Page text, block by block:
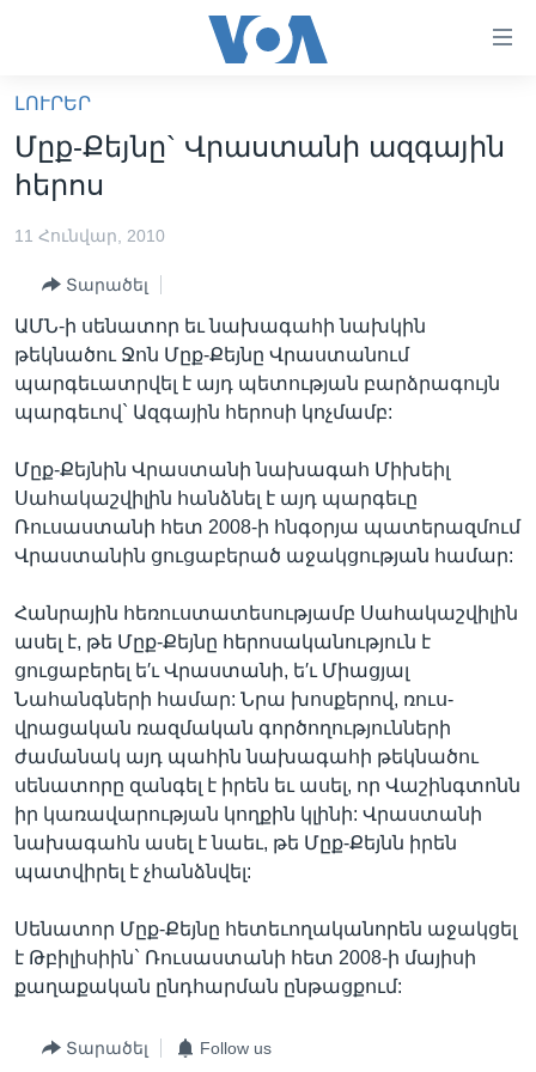
հիմնական
բովանդակությանը
անցնել
հիմնական
բովանդակությանը
բովանդակություն
ԼՈՒՐԵՐ
ՖԻԼՄԵՐ
ՖԻԼՄԵՐ
IN ENGLISH
ՄԵՐ ՄԱՍԻՆ
ՄԵՐ ՄԱՍԻՆ
«ԱՄԵՐԻԿԱՅԻ ՁԱՅՆ»-Ի ԿԱՆՈՆԱԴՐՈՒԹՅՈՒՆ
ԿԱՊ ՄԵԶ ՀԵՏ
ՈՒԿՐԱԻՆԱԿԱՆ ՊԱՏԵՐԱԶՄ
ՀԵՏԵՒԵՔ ՄԵԶ
Լեզուներ
ԼՈՒՐԵՐ
Մըք-Քեյնը` Վրաստանի ազգային
հերոս
11 Հունվար, 2010
Տարածել
ԱՄՆ-ի սենատոր եւ նախագահի նախկին
թեկնածու Ջոն Մըք-Քեյնը Վրաստանում
պարգեւատրվել է այդ պետության բարձրագույն
պարգեւով` Ազգային հերոսի կոչմամբ:
Մըք-Քեյնին Վրաստանի նախագահ Միխեիլ
Սահակաշվիլին հանձնել է այդ պարգեւը
Ռուսաստանի հետ 2008-ի հնգօրյա պատերազմում
Վրաստանին ցուցաբերած աջակցության համար:
Հանրային հեռուստատեսությամբ Սահակաշվիլին
ասել է, թե Մըք-Քեյնը հերոսականություն է
ցուցաբերել ե′ւ Վրաստանի, ե′ւ Միացյալ
Նահանգների համար: Նրա խոսքերով, ռուս-
վրացական ռազմական գործողությունների
ժամանակ այդ պահին նախագահի թեկնածու
սենատորը զանգել է իրեն եւ ասել, որ Վաշինգտոնն
իր կառավարության կողքին կլինի: Վրաստանի
նախագահն ասել է նաեւ, թե Մըք-Քեյնն իրեն
պատվիրել է չհանձնվել:
Սենատոր Մըք-Քեյնը հետեւողականորեն աջակցել
է Թբիլիսիին` Ռուսաստանի հետ 2008-ի մայիսի
քաղաքական ընդհարման ընթացքում:
Տարածել Follow us